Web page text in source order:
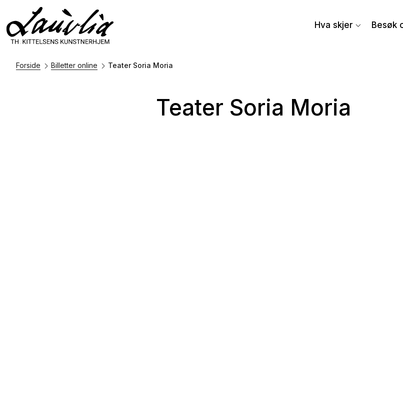
Hva skjer Besøk
Forside Billetter online Teater Soria Moria
Teater Soria Moria